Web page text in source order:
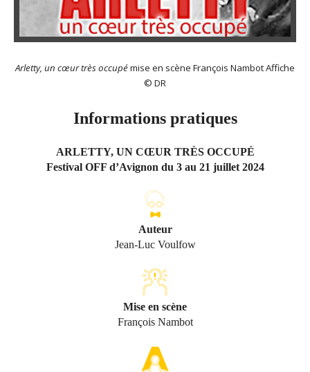
Arletty, un cœur très occupémise en scène François Nambot Affiche
© DR
Informations pratiques
ARLETTY, UN CŒUR TRÈS OCCUPÉ
Festival OFF d’Avignon du 3 au 21 juillet 2024
Auteur
Jean-Luc Voulfow
Mise en scène
François Nambot